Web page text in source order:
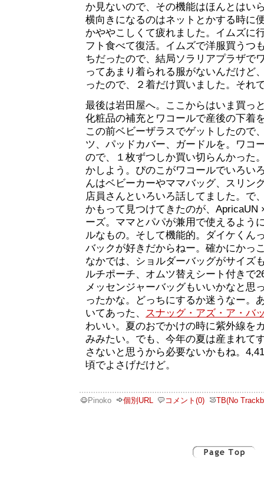
か見ないので、その機能はほんとはい
横向きになるのはネットとかする時に
かややこしくて疲れました。イムズに
フト食べて復活。イムズで洋服買うつ
ちだったので、結局ソラリアプラザで
ってあまり着られる服がないんだけど
ったので、２着だけ買いました。それ
最後は岩田屋へ。ここからはいま買っ
化粧品の補充とワコールで産後の下着
この前ベビーザラスでゲットしたので
ツ、パッドカバー、ガードルを。ワコ
ので、１枚ずつしか買い切らんかった
かしよう。ぴのこがワコールでいろい
んはベビーカーやママバッグ、スリン
店員さんといろいろ話してました。で
かもって見つけてきたのが、ApricaUN
ーズ。ママとパパが兼用で使えるよう
ルなもの。そして機能的。ダイケくん
バックが好きだからねー。確かにかっ
なかでは、ショルダーバッグがサイズ
ルチポーチ、オムツ替えシート付きで
メッセンジャーバッグもいいかなと思
ったかな。どっちにするか迷うなー。
いてあった、 スナッグ・アズ・ア・バ
わいい。夏のおでかけの時に紫外線を
みみたい。でも、今年の夏は産まれて
さないと思うから必要ないかもね。
頃でよさげだけど。
Pinoko 個別URL コメント(0) TB(No